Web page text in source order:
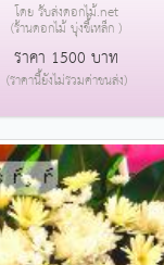
โดย รับส่งดอกไม้.net
(ร้านดอกไม้ บุ่งขี้เหล็ก )
ราคา 1500 บาท
(ราคานี้ยังไม่รวมค่าขนส่ง)